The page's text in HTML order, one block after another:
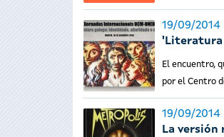
19/09/2014
'Literatura
El encuentro,
por el Centro
19/09/2014
La